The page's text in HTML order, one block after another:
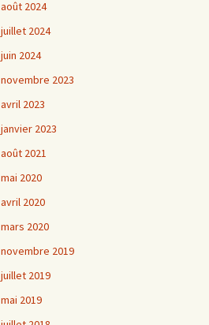
août 2024
juillet 2024
juin 2024
novembre 2023
avril 2023
janvier 2023
août 2021
mai 2020
avril 2020
mars 2020
novembre 2019
juillet 2019
mai 2019